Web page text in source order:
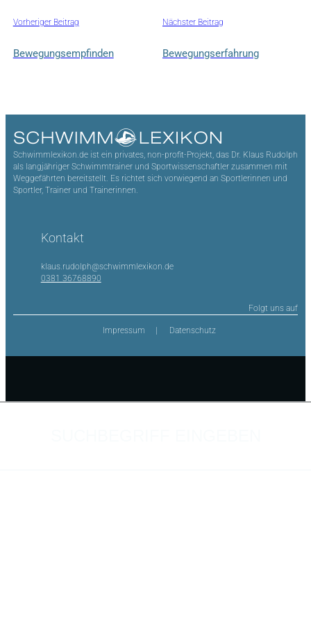
Vorheriger Beitrag
Bewegungsempfinden
Nächster Beitrag
Bewegungserfahrung
Schwimmlexikon.de ist ein privates, non-profit-Projekt, das Dr. Klaus Rudolph
als langjähriger Schwimmtrainer und Sportwissenschaftler zusammen mit
Weggefährten bereitstellt. Es richtet sich vorwiegend an Sportlerinnen und
Sportler, Trainer und Trainerinnen.
Kontakt
klaus.rudolph@schwimmlexikon.de
0381 36768890
Folgt uns auf
Impressum Datenschutz